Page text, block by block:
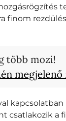
finom
több mozi!
csatlakozik a